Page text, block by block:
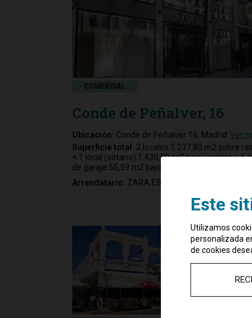
COMERCIAL
Conde de Peñalver, 16
Ubicación: Conde de Peñalver 16, Madrid Ver
Superficie total: 2 locales 1.237,80 m2 sobre
+ 1 local (sótano) 1.430,00 m2 bajo rasante + 5
de garaje 55,59 m2 bajo rasante
Arrendatario: ZARA ESPAÑA, S.A.
Este
Utilizamos
personalizada
de cookies